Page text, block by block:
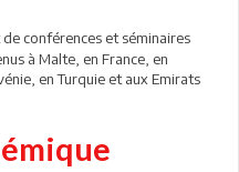
conférences et séminaires
à Malte, en France, en
en Turquie et aux Emirats